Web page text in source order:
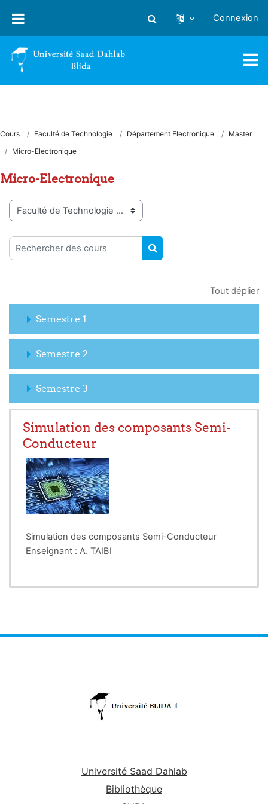
Activer/désactiver la saisie
Connexion
Cours Faculté de Technologie Département Electronique
Master
Micro-Electronique
Micro-Electronique
Catégories de cours
Rechercher des cours
RECHERCHER DES
Tout déplier
Semestre 1
Semestre 2
Semestre 3
Simulation des composants Semi-
Conducteur
Simulation des composants Semi-Conducteur
Enseignant : A. TAIBI
Université Saad Dahlab
Bibliothèque